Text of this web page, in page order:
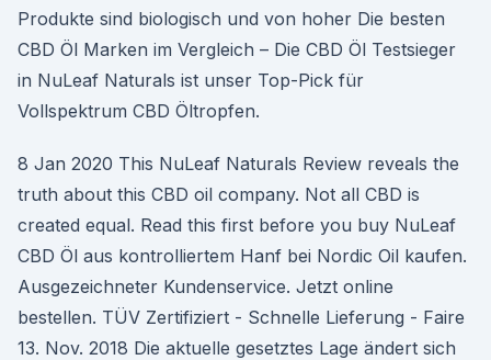
Produkte sind biologisch und von hoher Die besten
CBD Öl Marken im Vergleich – Die CBD Öl Testsieger
in NuLeaf Naturals ist unser Top-Pick für
Vollspektrum CBD Öltropfen.
8 Jan 2020 This NuLeaf Naturals Review reveals the
truth about this CBD oil company. Not all CBD is
created equal. Read this first before you buy NuLeaf
CBD Öl aus kontrolliertem Hanf bei Nordic Oil kaufen.
Ausgezeichneter Kundenservice. Jetzt online
bestellen. TÜV Zertifiziert - Schnelle Lieferung - Faire
13. Nov. 2018 Die aktuelle gesetztes Lage ändert sich